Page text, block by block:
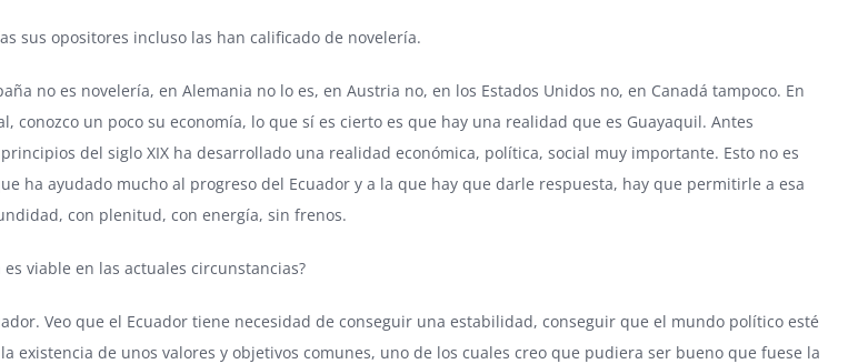
sus opositores incluso las han calificado de novelería.
no es novelería, en Alemania no lo es, en Austria no, en los Estados Unidos no, en Canadá tampoco. En
conozco un poco su economía, lo que sí es cierto es que hay una realidad que es Guayaquil. Antes
del siglo XIX ha desarrollado una realidad económica, política, social muy importante. Esto no es
ha ayudado mucho al progreso del Ecuador y a la que hay que darle respuesta, hay que permitirle a esa
con plenitud, con energía, sin frenos.
viable en las actuales circunstancias?
Veo que el Ecuador tiene necesidad de conseguir una estabilidad, conseguir que el mundo político esté
existencia de unos valores y objetivos comunes, uno de los cuales creo que pudiera ser bueno que fuese la